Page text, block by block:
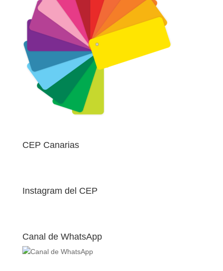
CEP Canarias
Instagram del CEP
Canal de WhatsApp